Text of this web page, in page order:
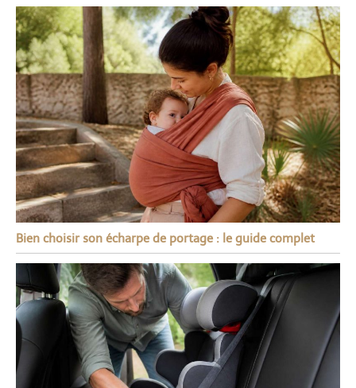
Bien choisir son écharpe de portage : le guide complet